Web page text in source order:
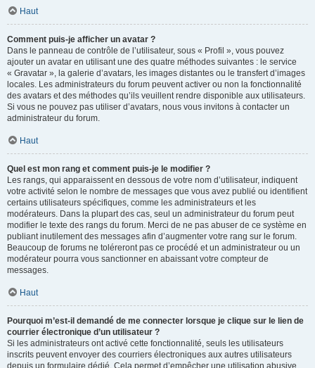
Haut
Comment puis-je afficher un avatar ?
Dans le panneau de contrôle de l’utilisateur, sous « Profil », vous pouvez
ajouter un avatar en utilisant une des quatre méthodes suivantes : le service
« Gravatar », la galerie d’avatars, les images distantes ou le transfert d’images
locales. Les administrateurs du forum peuvent activer ou non la fonctionnalité
des avatars et des méthodes qu’ils veuillent rendre disponible aux utilisateurs.
Si vous ne pouvez pas utiliser d’avatars, nous vous invitons à contacter un
administrateur du forum.
Haut
Quel est mon rang et comment puis-je le modifier ?
Les rangs, qui apparaissent en dessous de votre nom d’utilisateur, indiquent
votre activité selon le nombre de messages que vous avez publié ou identifient
certains utilisateurs spécifiques, comme les administrateurs et les
modérateurs. Dans la plupart des cas, seul un administrateur du forum peut
modifier le texte des rangs du forum. Merci de ne pas abuser de ce système en
publiant inutilement des messages afin d’augmenter votre rang sur le forum.
Beaucoup de forums ne toléreront pas ce procédé et un administrateur ou un
modérateur pourra vous sanctionner en abaissant votre compteur de
messages.
Haut
Pourquoi m’est-il demandé de me connecter lorsque je clique sur le lien de
courrier électronique d’un utilisateur ?
Si les administrateurs ont activé cette fonctionnalité, seuls les utilisateurs
inscrits peuvent envoyer des courriers électroniques aux autres utilisateurs
depuis un formulaire dédié. Cela permet d’empêcher une utilisation abusive